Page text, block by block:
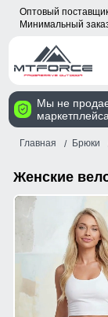
Оптовый
Минимальный
Мы не
Главная Брюки
Женские